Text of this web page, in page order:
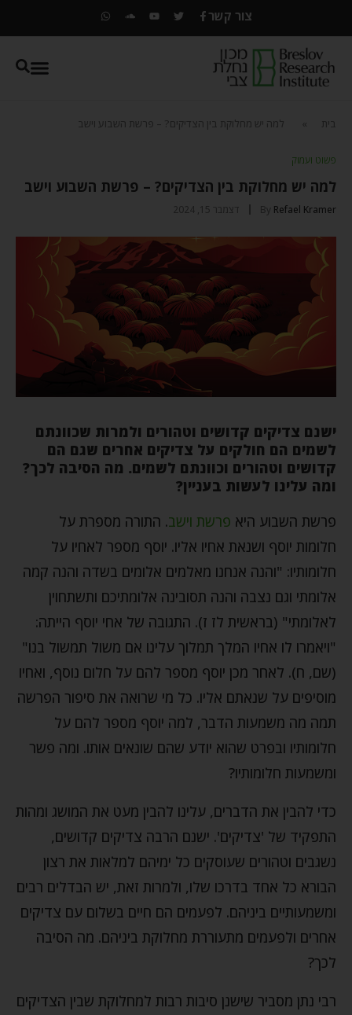
צור קשר
בית למה יש מחלוקת בין הצדיקים? – פרשת השבוע וישב
פשוט ועמוק
למה יש מחלוקת בין הצדיקים? – פרשת השבוע וישב
By Refael Kramer דצמבר 15, 2024
ישנם צדיקים קדושים וטהורים ולמרות שכוונתם
לשמים הם חולקים על צדיקים אחרים שגם הם
קדושים וטהורים וכוונתם לשמים. מה הסיבה לכך?
ומה עלינו לעשות בעניין?
פרשת השבוע היא פרשת וישב. התורה מספרת על
חלומות יוסף ושנאת אחיו אליו. יוסף מספר לאחיו על
חלומותיו: "והנה אנחנו מאלמים אלומים בשדה והנה קמה
אלומתי וגם נצבה והנה תסובינה אלומתיכם ותשתחוין
לאלומתי" (בראשית לז ז). התגובה של אחי יוסף הייתה:
"ויאמרו לו אחיו המלך תמלוך עלינו אם משול תמשול בנו"
(שם, ח). לאחר מכן יוסף מספר להם על חלום נוסף, ואחיו
מוסיפים על שנאתם אליו. כל מי שרואה את סיפור הפרשה
תמה מה משמעות הדבר, למה יוסף מספר להם על
חלומותיו ובפרט שהוא יודע שהם שונאים אותו. ומה פשר
ומשמעות חלומותיו?
כדי להבין את הדברים, עלינו להבין מעט את המושג ומהות
התפקיד של 'צדיקים'. ישנם הרבה צדיקים קדושים,
נשגבים וטהורים שעוסקים כל ימיהם למלאות את רצון
הבורא כל אחד בדרכו שלו, ולמרות זאת, יש הבדלים רבים
ומשמעותיים ביניהם. לפעמים הם חיים בשלום עם צדיקים
אחרים ולפעמים מתעוררת מחלוקת ביניהם. מה הסיבה
לכך?
רבי נתן מסביר שישנן סיבות רבות למחלוקת שבין הצדיקים